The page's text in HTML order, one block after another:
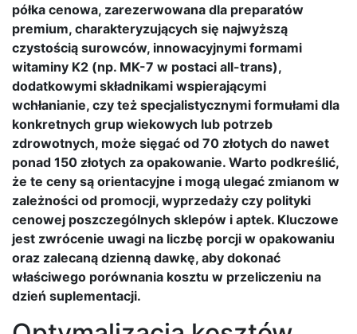
półka cenowa, zarezerwowana dla preparatów
premium, charakteryzujących się najwyższą
czystością surowców, innowacyjnymi formami
witaminy K2 (np. MK-7 w postaci all-trans),
dodatkowymi składnikami wspierającymi
wchłanianie, czy też specjalistycznymi formułami dla
konkretnych grup wiekowych lub potrzeb
zdrowotnych, może sięgać od 70 złotych do nawet
ponad 150 złotych za opakowanie. Warto podkreślić,
że te ceny są orientacyjne i mogą ulegać zmianom w
zależności od promocji, wyprzedaży czy polityki
cenowej poszczególnych sklepów i aptek. Kluczowe
jest zwrócenie uwagi na liczbę porcji w opakowaniu
oraz zalecaną dzienną dawkę, aby dokonać
właściwego porównania kosztu w przeliczeniu na
dzień suplementacji.